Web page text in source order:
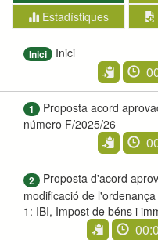
Estadístiques
Inici Inici
1
Proposta acord
número F/2025/26
2
Proposta d'acord
modificació de
1: IBI, Impost de béns i